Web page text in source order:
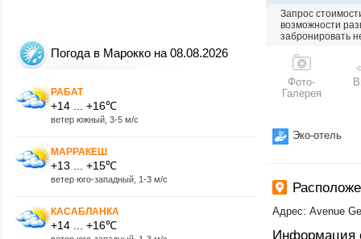
Погода в Марокко на 08.08.2026
РАБАТ
+14 ... +16℃
ветер южный, 3-5 м/с
МАРРАКЕШ
+13 ... +15℃
ветер юго-западный, 1-3 м/с
КАСАБЛАНКА
+14 ... +16℃
Запрос
возможности
забронировать
Фото-
Галерея
Эко-отель
Адрес: Avenue
Информация